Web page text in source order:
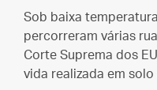
Sob baixa
percorreram várias
Corte Suprema dos
vida realizada em solo